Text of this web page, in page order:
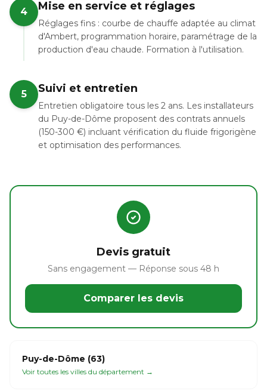
4 Mise en service et réglages
Réglages fins : courbe de chauffe adaptée au climat
d'Ambert, programmation horaire, paramétrage de la
production d'eau chaude. Formation à l'utilisation.
5 Suivi et entretien
Entretien obligatoire tous les 2 ans. Les installateurs
du Puy-de-Dôme proposent des contrats annuels
(150-300 €) incluant vérification du fluide frigorigène
et optimisation des performances.
Devis gratuit
Sans engagement — Réponse sous 48 h
Comparer les devis
Puy-de-Dôme (63)
Voir toutes les villes du département →